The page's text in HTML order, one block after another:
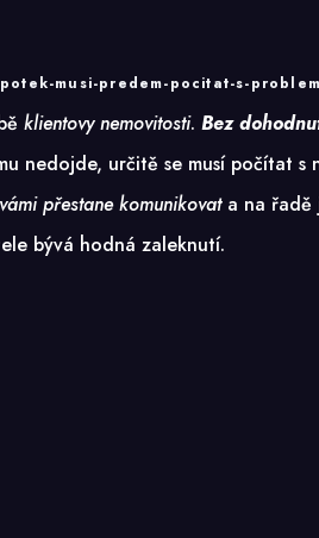
musi-predem-pocitat-s-
klientovy nemovitosti. Bez
nedojde, určitě se musí počítat s
přestane komunikovata na řadě
bývá hodná zaleknutí.